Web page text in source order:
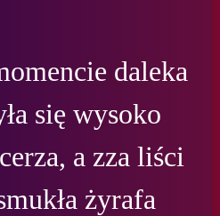
daleka
się wysoko
a zza liści
żyrafa